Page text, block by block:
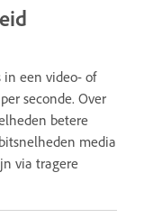
in een video- of
seconde. Over
betere
media
via tragere